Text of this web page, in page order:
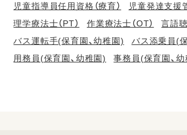
児童指導員任用資格（療育）
児童発達支援
理学療法士（PT）
作業療法士（OT）
言語
バス運転手(保育園、幼稚園)
バス添乗員(
用務員(保育園、幼稚園)
事務員(保育園、幼